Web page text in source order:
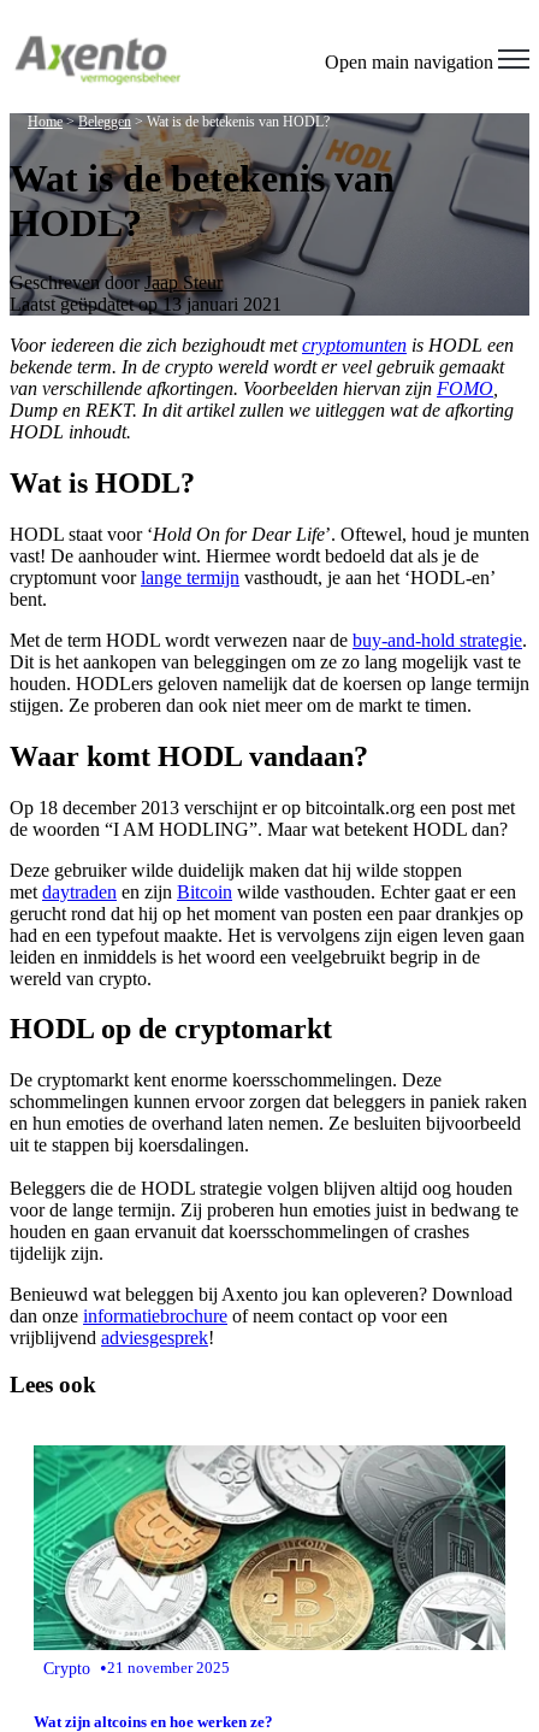
Open main navigation
Home>Beleggen >Wat is de betekenis van HODL?
Wat is de betekenis van
HODL?
Geschreven doorJaap Steur
Laatst geüpdatet op 13 januari 2021
Voor iedereen die zich bezighoudt metcryptomunten is HODL een
bekende term. In de crypto wereld wordt er veel gebruik gemaakt
van verschillende afkortingen. Voorbeelden hiervan zijn FOMO
Dump en REKT. In dit artikel zullen we uitleggen wat de afkorting
HODL inhoudt.
Wat is HODL?
HODL staat voor ‘Hold On for Dear Life’. Oftewel, houd je munten
vast! De aanhouder wint. Hiermee wordt bedoeld dat als je de
cryptomunt voorlange termijn vasthoudt, je aan het ‘HODL-en’
bent.
Met de term HODL wordt verwezen naar de buy-and-hold strategie.
Dit is het aankopen van beleggingen om ze zo lang mogelijk vast te
houden. HODLers geloven namelijk dat de koersen op lange termijn
stijgen. Ze proberen dan ook niet meer om de markt te timen.
Waar komt HODL vandaan?
Op 18 december 2013 verschijnt er op bitcointalk.org een post met
de woorden “I AM HODLING”. Maar wat betekent HODL dan?
Deze gebruiker wilde duidelijk maken dat hij wilde stoppen
met daytraden en zijn Bitcoin wilde vasthouden. Echter gaat er een
gerucht rond dat hij op het moment van posten een paar drankjes op
had en een typefout maakte. Het is vervolgens zijn eigen leven gaan
leiden en inmiddels is het woord een veelgebruikt begrip in de
wereld van crypto.
HODL op de cryptomarkt
De cryptomarkt kent enorme koersschommelingen. Deze
schommelingen kunnen ervoor zorgen dat beleggers in paniek raken
en hun emoties de overhand laten nemen. Ze besluiten bijvoorbeeld
uit te stappen bij koersdalingen.
Beleggers die de HODL strategie volgen blijven altijd oog houden
voor de lange termijn. Zij proberen hun emoties juist in bedwang te
houden en gaan ervanuit dat koersschommelingen of crashes
tijdelijk zijn.
Benieuwd wat beleggen bij Axento jou kan opleveren? Download
dan onze informatiebrochure of neem contact op voor een
vrijblijvend adviesgesprek!
Lees ook
Crypto •21 november 2025
Wat zijn altcoins en hoe werken ze?